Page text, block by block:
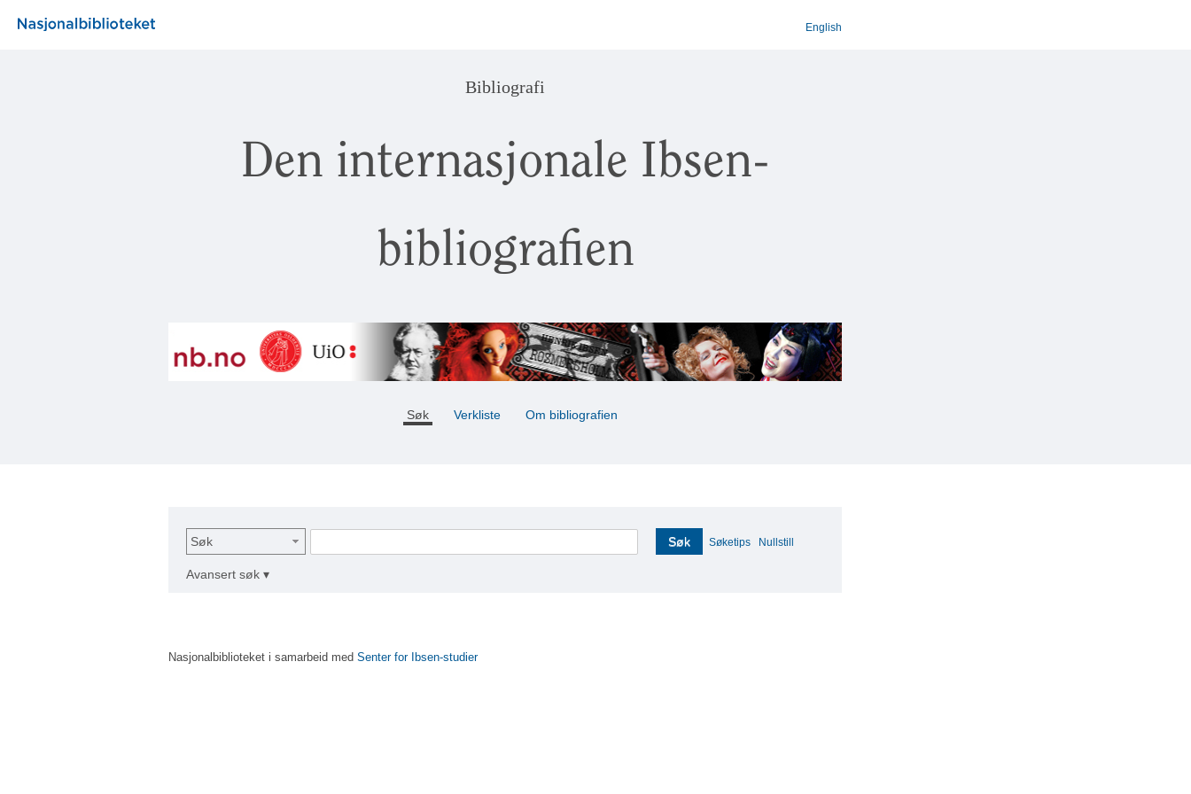
English
Bibliografi
Den internasjonale Ibsen-
bibliografien
Søk Verkliste Om bibliografien
Søk Søk Søketips Nullstill
Avansert søk ▾
Nasjonalbiblioteket i samarbeid med Senter for Ibsen-studier